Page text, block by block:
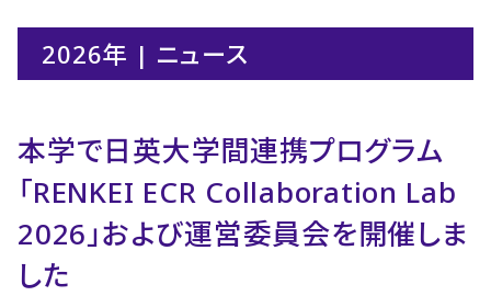
2026年 | ニュース
本学で日英大学間連携プログラム
「RENKEI ECR Collaboration Lab
2026」および運営委員会を開催しま
した